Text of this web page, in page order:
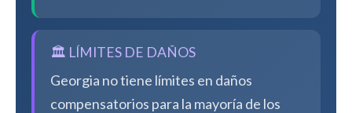
🏛️ LÍMITES DE DAÑOS
Georgia no tiene límites en daños
compensatorios para la mayoría de los